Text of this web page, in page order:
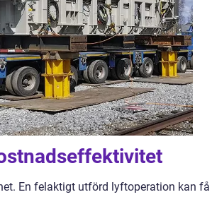
En felaktigt utförd lyftoperation kan få